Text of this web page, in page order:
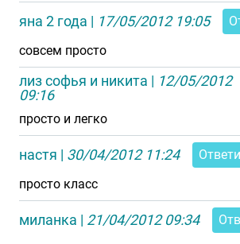
яна 2 года | 17/05/2012 19:05
совсем просто
лиз софья и никита | 12/05/2012
09:16
просто и легко
настя | 30/04/2012 11:24
просто класс
миланка | 21/04/2012 09:34